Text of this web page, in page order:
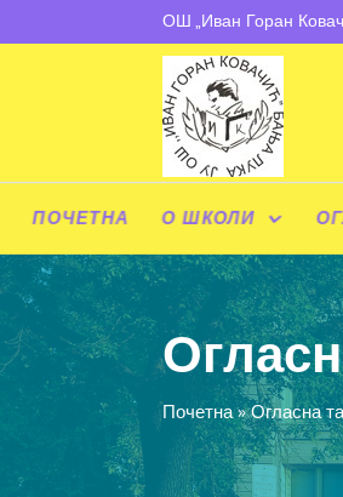
ОШ „Иван Горан
ПОЧЕТНА О ШКОЛИ
Почетна»Огласна